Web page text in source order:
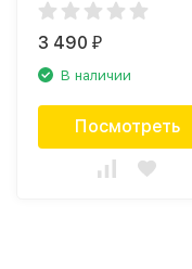
3 490₽
В наличии
Посмотреть